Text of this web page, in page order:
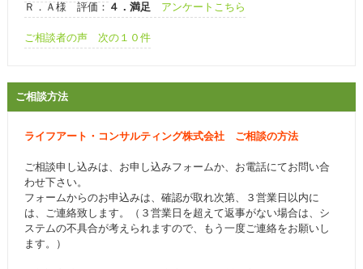
Ｒ．Ａ様 評価： ４．満足 アンケートこちら
ご相談者の声 次の１０件
ご相談方法
ライフアート・コンサルティング株式会社 ご相談の方法
ご相談申し込みは、お申し込みフォームか、お電話にてお問い合
わせ下さい。
フォームからのお申込みは、確認が取れ次第、３営業日以内に
は、ご連絡致します。（３営業日を超えて返事がない場合は、シ
ステムの不具合が考えられますので、もう一度ご連絡をお願いし
ます。）